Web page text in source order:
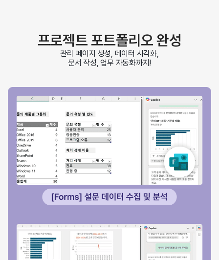
프로젝트 포트폴리오 완성
관리 페이지 생성, 데이터 시각화,
문서 작성, 업무 자동화까지!